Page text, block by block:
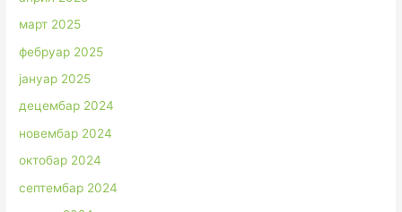
март 2025
фебруар 2025
јануар 2025
децембар 2024
новембар 2024
октобар 2024
септембар 2024